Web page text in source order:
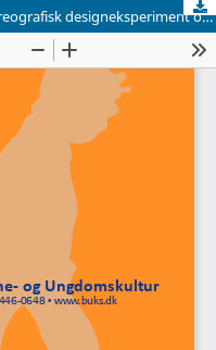
»Det skal ikke se rigtigt ud« – Et koreografisk designeksperiment om den flertydige legende krop